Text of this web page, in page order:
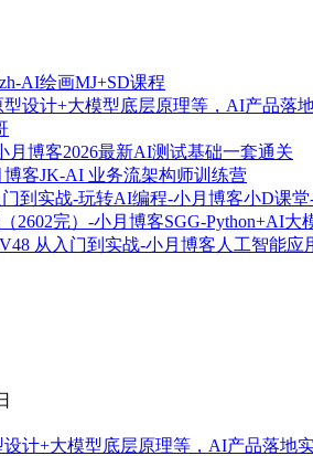
zh-AI绘画MJ+SD课程
2026最新AI测试基础一套通关
JK-AI 业务流架构师训练营
小D课
SGG-Python+AI大
人工智能应
计+大模型底层原理等，AI产品落地